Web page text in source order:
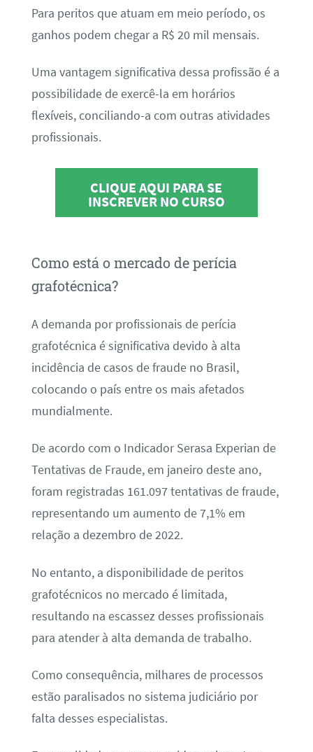
Para peritos que atuam em meio período, os
ganhos podem chegar a R$ 20 mil mensais.
Uma vantagem significativa dessa profissão é a
possibilidade de exercê-la em horários
flexíveis, conciliando-a com outras atividades
profissionais.
CLIQUE AQUI PARA SE
INSCREVER NO CURSO
Como está o mercado de perícia
grafotécnica?
A demanda por profissionais de perícia
grafotécnica é significativa devido à alta
incidência de casos de fraude no Brasil,
colocando o país entre os mais afetados
mundialmente.
De acordo com o Indicador Serasa Experian de
Tentativas de Fraude, em janeiro deste ano,
foram registradas 161.097 tentativas de fraude,
representando um aumento de 7,1% em
relação a dezembro de 2022.
No entanto, a disponibilidade de peritos
grafotécnicos no mercado é limitada,
resultando na escassez desses profissionais
para atender à alta demanda de trabalho.
Como consequência, milhares de processos
estão paralisados no sistema judiciário por
falta desses especialistas.